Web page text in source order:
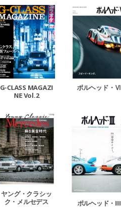
G-CLASS MAGAZI
NE Vol.2
ポルヘッド・Ⅵ
ヤング・クラシッ
ク・メルセデス
ポルヘッド・III